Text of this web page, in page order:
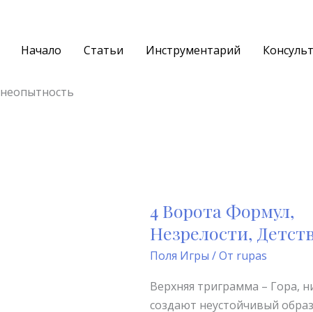
Начало Статьи Инструментарий
неопытность
4 Ворота Формул,
Незрелости,
Поля Игры / От rupas
Верхняя триграмма – Гора,
создают неустойчивый
4
Формул,
Незрелости,
Детство